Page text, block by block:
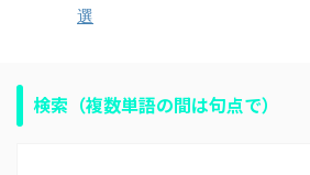
選
検索（複数単語の間は句点で）